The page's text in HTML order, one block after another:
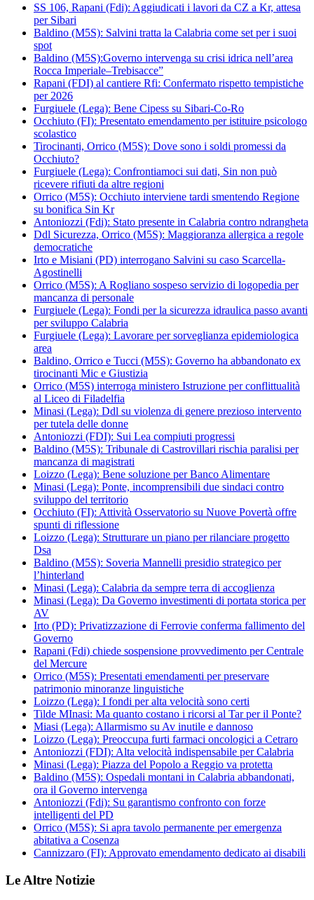
SS 106, Rapani (Fdi): Aggiudicati i lavori da CZ a Kr, attesa
per Sibari
Baldino (M5S): Salvini tratta la Calabria come set per i suoi
spot
Baldino (M5S):Governo intervenga su crisi idrica nell’area
Rocca Imperiale–Trebisacce”
Rapani (FDI) al cantiere Rfi: Confermato rispetto tempistiche
per 2026
Furgiuele (Lega): Bene Cipess su Sibari-Co-Ro
Occhiuto (FI): Presentato emendamento per istituire psicologo
scolastico
Tirocinanti, Orrico (M5S): Dove sono i soldi promessi da
Occhiuto?
Furgiuele (Lega): Confrontiamoci sui dati, Sin non può
ricevere rifiuti da altre regioni
Orrico (M5S): Occhiuto interviene tardi smentendo Regione
su bonifica Sin Kr
Antoniozzi (Fdi): Stato presente in Calabria contro ndrangheta
Ddl Sicurezza, Orrico (M5S): Maggioranza allergica a regole
democratiche
Irto e Misiani (PD) interrogano Salvini su caso Scarcella-
Agostinelli
Orrico (M5S): A Rogliano sospeso servizio di logopedia per
mancanza di personale
Furgiuele (Lega): Fondi per la sicurezza idraulica passo avanti
per sviluppo Calabria
Furgiuele (Lega): Lavorare per sorveglianza epidemiologica
area
Baldino, Orrico e Tucci (M5S): Governo ha abbandonato ex
tirocinanti Mic e Giustizia
Orrico (M5S) interroga ministero Istruzione per conflittualità
al Liceo di Filadelfia
Minasi (Lega): Ddl su violenza di genere prezioso intervento
per tutela delle donne
Antoniozzi (FDI): Sui Lea compiuti progressi
Baldino (M5S): Tribunale di Castrovillari rischia paralisi per
mancanza di magistrati
Loizzo (Lega): Bene soluzione per Banco Alimentare
Minasi (Lega): Ponte, incomprensibili due sindaci contro
sviluppo del territorio
Occhiuto (FI): Attività Osservatorio su Nuove Povertà offre
spunti di riflessione
Loizzo (Lega): Strutturare un piano per rilanciare progetto
Dsa
Baldino (M5S): Soveria Mannelli presidio strategico per
l’hinterland
Minasi (Lega): Calabria da sempre terra di accoglienza
Minasi (Lega): Da Governo investimenti di portata storica per
AV
Irto (PD): Privatizzazione di Ferrovie conferma fallimento del
Governo
Rapani (Fdi) chiede sospensione provvedimento per Centrale
del Mercure
Orrico (M5S): Presentati emendamenti per preservare
patrimonio minoranze linguistiche
Loizzo (Lega): I fondi per alta velocità sono certi
Tilde MInasi: Ma quanto costano i ricorsi al Tar per il Ponte?
Miasi (Lega): Allarmismo su Av inutile e dannoso
Loizzo (Lega): Preoccupa furti farmaci oncologici a Cetraro
Antoniozzi (FDI): Alta velocità indispensabile per Calabria
Minasi (Lega): Piazza del Popolo a Reggio va protetta
Baldino (M5S): Ospedali montani in Calabria abbandonati,
ora il Governo intervenga
Antoniozzi (Fdi): Su garantismo confronto con forze
intelligenti del PD
Orrico (M5S): Si apra tavolo permanente per emergenza
abitativa a Cosenza
Cannizzaro (FI): Approvato emendamento dedicato ai disabili
Le Altre Notizie